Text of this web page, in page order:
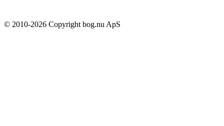
© 2010-2026 Copyright bog.nu ApS